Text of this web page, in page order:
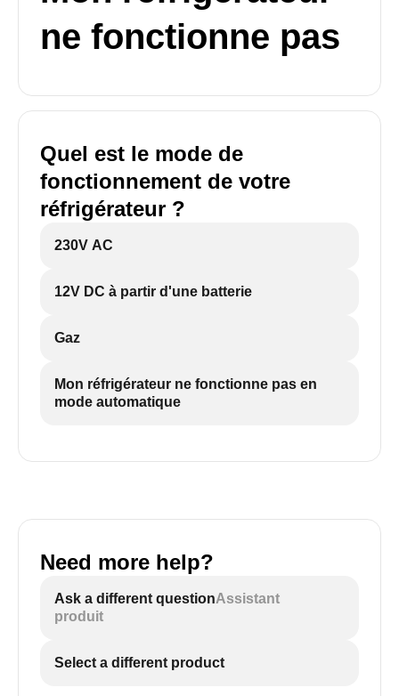
ne fonctionne pas
Quel est le mode de
fonctionnement de votre
réfrigérateur ?
230V AC
12V DC à partir d'une batterie
Gaz
Mon réfrigérateur ne fonctionne pas en
mode automatique
Need more help?
Ask a different questionAssistant
produit
Select a different product